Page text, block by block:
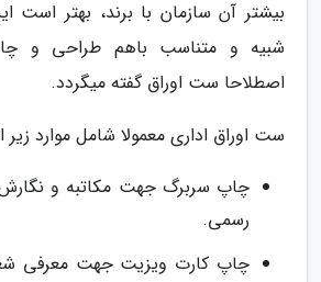
بیشتر آن سازمان با برند، بهتر است
شبیه و متناسب باهم طراحی و
اصطلاحا ست اوراق گفته میگردد.
ست اوراق اداری معمولا شامل موارد
چاپ سربرگ جهت مکاتبه و نگارش
رسمی.
چاپ کارت ویزیت جهت معرفی